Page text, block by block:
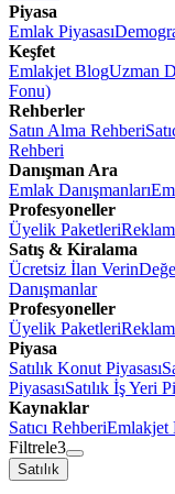
Piyasa
Emlak Piyasası
Keşfet
Emlakjet BlogUzman
Fonu)
Rehberler
Satın Alma Rehberi
Rehberi
Danışman Ara
Emlak Danışmanları
Profesyoneller
Üyelik Paketleri
Satış & Kiralama
Ücretsiz İlan Verin
Danışmanlar
Profesyoneller
Üyelik Paketleri
Piyasa
Satılık Konut Piyasası
PiyasasıSatılık İş Yeri
Kaynaklar
Satıcı RehberiEmlakjet
Filtrele3
Satılık